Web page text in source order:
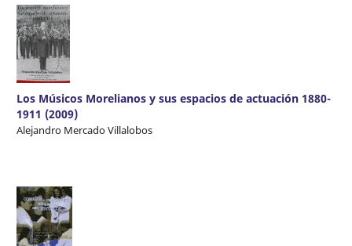
Los Músicos Morelianos y sus espacios de actuación 1880-
1911 (2009)
Alejandro Mercado Villalobos